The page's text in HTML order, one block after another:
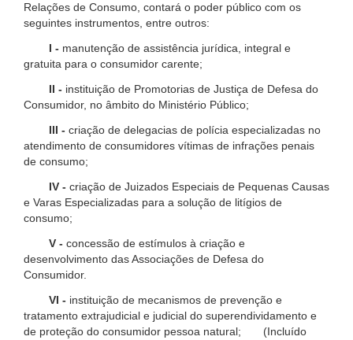
Relações de Consumo, contará o poder público com os
seguintes instrumentos, entre outros:
I - manutenção de assistência jurídica, integral e
gratuita para o consumidor carente;
II - instituição de Promotorias de Justiça de Defesa do
Consumidor, no âmbito do Ministério Público;
III - criação de delegacias de polícia especializadas no
atendimento de consumidores vítimas de infrações penais
de consumo;
IV - criação de Juizados Especiais de Pequenas Causas
e Varas Especializadas para a solução de litígios de
consumo;
V - concessão de estímulos à criação e
desenvolvimento das Associações de Defesa do
Consumidor.
VI - instituição de mecanismos de prevenção e
tratamento extrajudicial e judicial do superendividamento e
de proteção do consumidor pessoa natural; (Incluído